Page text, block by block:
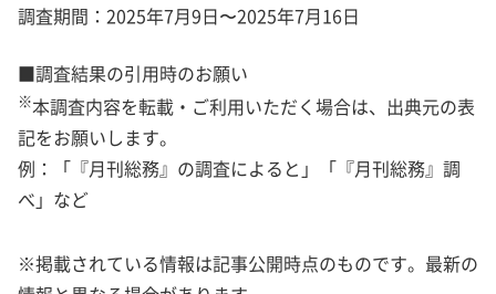
調査期間：2025年7月9日〜2025年7月16日
■調査結果の引用時のお願い
※本調査内容を転載・ご利用いただく場合は、出典元の表
記をお願いします。
例：「『月刊総務』の調査によると」「『月刊総務』調
べ」など
※掲載されている情報は記事公開時点のものです。最新の